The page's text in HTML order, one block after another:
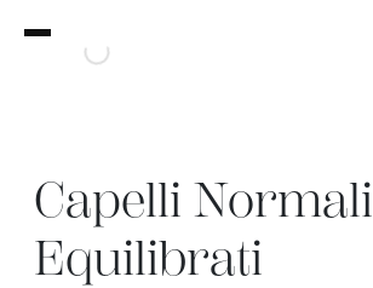
Capelli
Equilibrati